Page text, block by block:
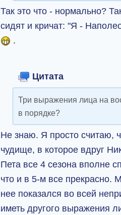
Так это что - нормально?
сидят и кричат: "Я -
.
Цитата
Три выражения лица на
в порядке?
Не знаю. Я просто считаю,
чудище, в которое вдруг
Пета все 4 сезона вполне
что и в 5-м все прекрасно.
нее показался во всей
иметь другого выражения